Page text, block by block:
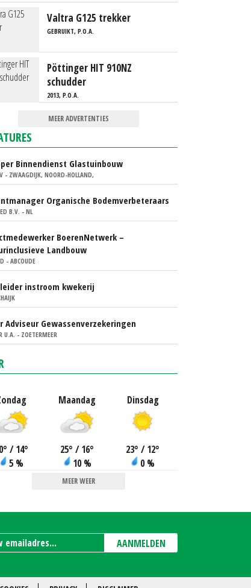
Valtra G125 trekker
GEBRUIKT, P.O.A.
Pöttinger HIT 910NZ
schudder
2013, P.O.A.
MEER ADVERTENTIES
Binnendienst Glastuinbouw
- ZWAAGDIJK, NOORD-HOLLAND,
Organische Bodemverbeteraars
B.V. - NL
BoerenNetwerk –
Landbouw
- ABCOUDE
instroom kwekerij
Adviseur Gewassenverzekeringen
U.A. - ZOETERMEER
° / 14°
5 %
Maandag
25° / 16°
10 %
Dinsdag
23° / 12°
0 %
MEER WEER
AANMELDEN